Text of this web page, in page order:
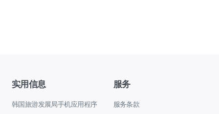
实用信息
韩国旅游发展局手机应用程序
服务
服务条款